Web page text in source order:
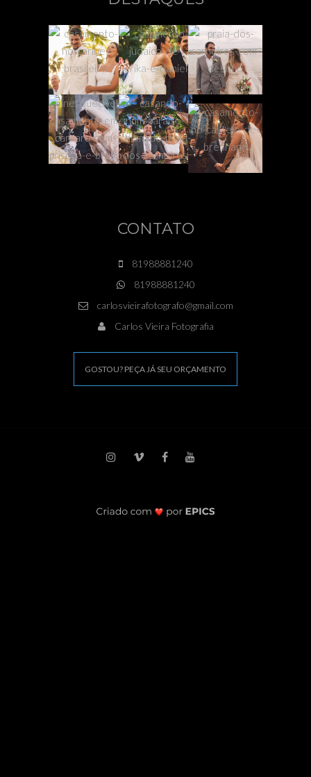
CONTATO
81988881240
81988881240
carlosvieirafotografo@gmail.com
Carlos Vieira Fotografia
GOSTOU? PEÇA JÁ SEU ORÇAMENTO